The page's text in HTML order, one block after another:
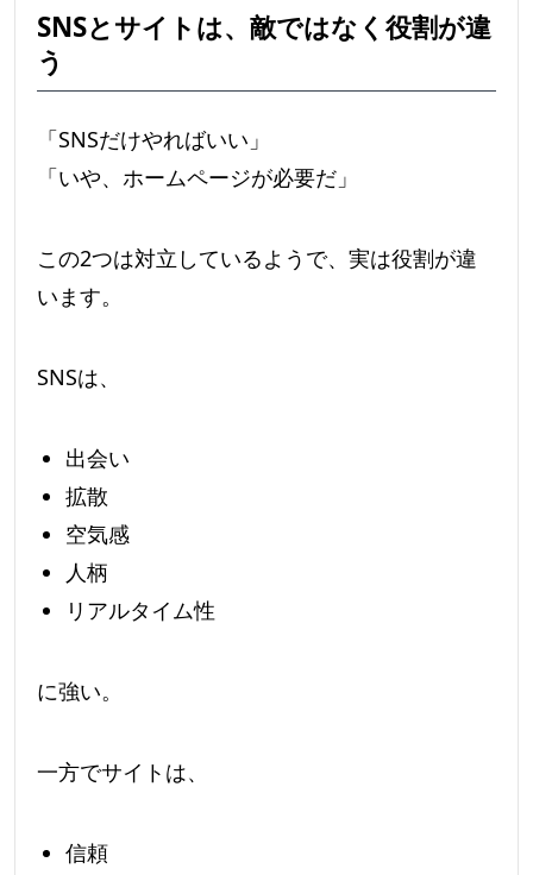
SNSとサイトは、敵ではなく役割が違
う
「SNSだけやればいい」
「いや、ホームページが必要だ」
この2つは対立しているようで、実は役割が違
います。
SNSは、
出会い
拡散
空気感
人柄
リアルタイム性
に強い。
一方でサイトは、
信頼